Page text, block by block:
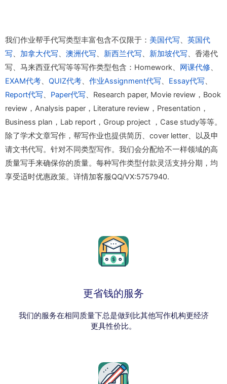
我们作业帮手代写类型丰富包含不仅限于： 美国代写、 英国代
写、 加拿大代写、 澳洲代写、 新西兰代写、 新加坡代写、香港代
写、马来西亚代写等等写作类型包含：Homework、 网课代修、
EXAM代考、 QUIZ代考、 作业Assignment代写、 Essay代写、
Report代写、 Paper代写、Research paper, Movie review，Book
review，Analysis paper，Literature review，Presentation，
Business plan，Lab report，Group project ，Case study等等。
除了学术文章写作，帮写作业也提供简历、cover letter、以及申
请文书代写。针对不同类型写作。我们会分配给不一样领域的高
质量写手来确保你的质量。每种写作类型付款灵活支持分期，均
享受适时优惠政策。详情加客服QQ/VX:5757940.
更省钱的服务
我们的服务在相同质量下总是做到比其他写作机构更经济
更具性价比。